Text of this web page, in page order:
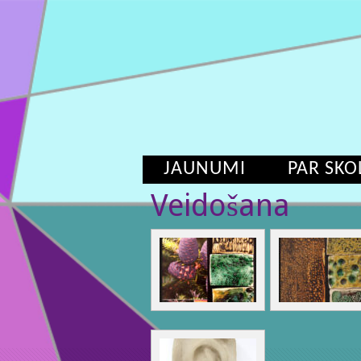
JAUNUMI PAR
Veidošana